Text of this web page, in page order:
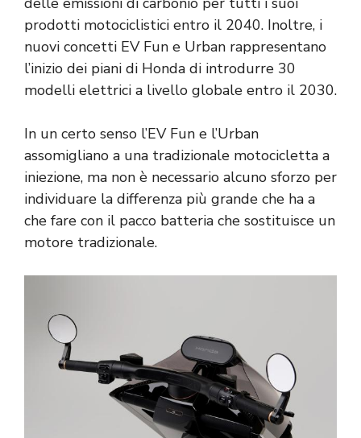
prodotti motociclistici entro il 2040. Inoltre, i
nuovi concetti EV Fun e Urban rappresentano
l’inizio dei piani di Honda di introdurre 30
modelli elettrici a livello globale entro il 2030.
In un certo senso l’EV Fun e l’Urban
assomigliano a una tradizionale motocicletta a
iniezione, ma non è necessario alcuno sforzo per
individuare la differenza più grande che ha a
che fare con il pacco batteria che sostituisce un
motore tradizionale.